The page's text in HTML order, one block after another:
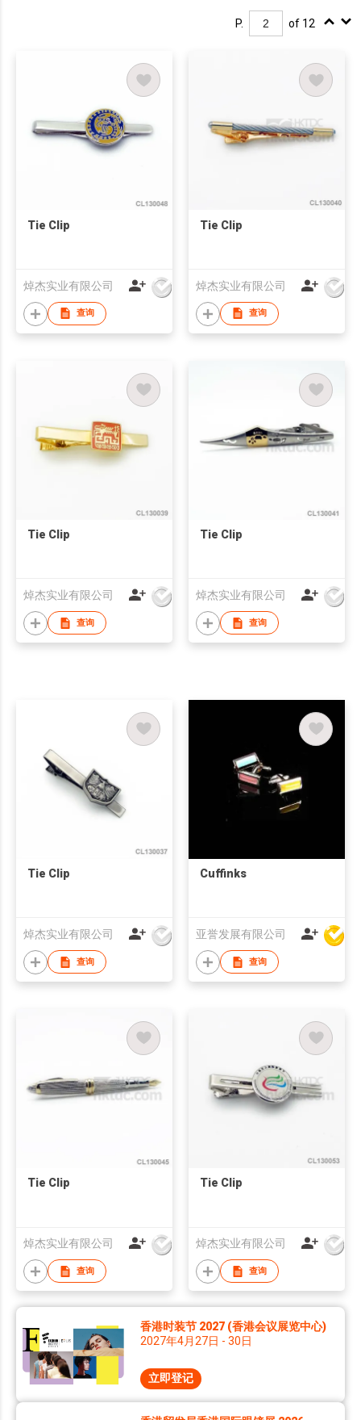
P. of 12
Tie Clip
焯杰实业有限公司
查询
Tie Clip
焯杰实业有限公司
查询
Tie Clip
焯杰实业有限公司
查询
Tie Clip
焯杰实业有限公司
查询
Tie Clip
焯杰实业有限公司
查询
Cuffinks
亚誉发展有限公司
查询
Tie Clip
焯杰实业有限公司
查询
Tie Clip
焯杰实业有限公司
查询
香港时装节 2027 (香港会议展览中心)
2027年4月27日 - 30日
立即登记